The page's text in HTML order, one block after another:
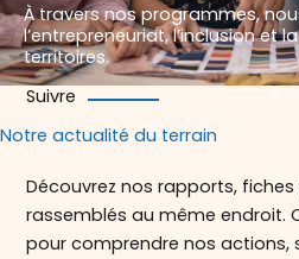
À travers nos programmes,
l’entrepreneuriat, l’inclusion et
territoires.
Suivre
Notre actualité du terrain
Découvrez nos rapports,
rassemblés au même endroit.
pour comprendre nos actions,